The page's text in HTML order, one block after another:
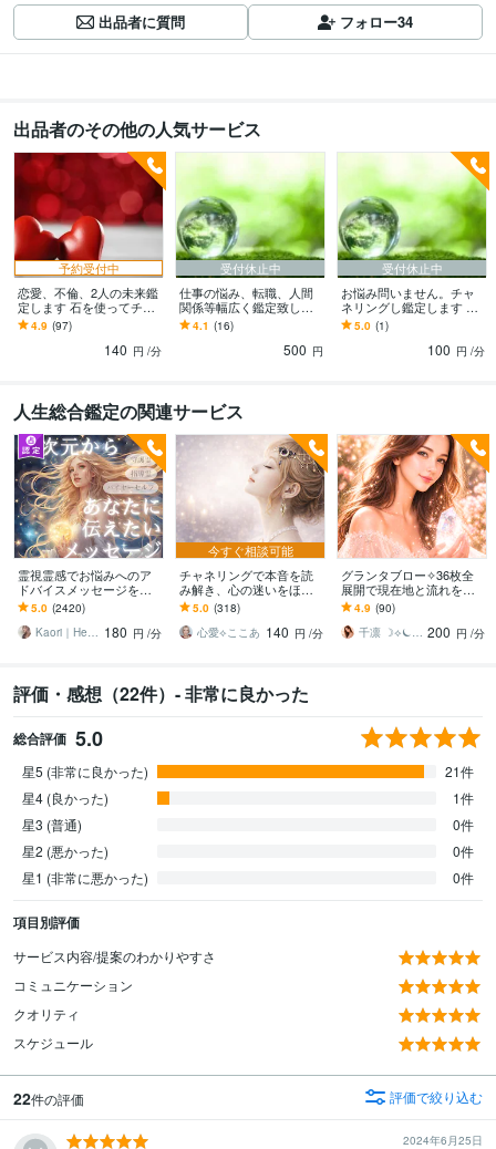
出品者に質問 フォロー34
出品者のその他の人気サービス
予約受付中
恋愛、不倫、2人の未来鑑
定します 石を使ってチャ
ネリングし電話鑑定致し
ます。
4.9 (97)
140 円 /分
受付休止中
仕事の悩み、転職、人間
関係等幅広く鑑定致しま
す 人生の道しるべとなる
お手伝いをさせて頂きま
4.1 (16)
500 円
受付休止中
お悩み問いません。チャ
ネリングし鑑定します 石
を使ってチャネリングし
鑑定します
5.0 (1)
100 円 /分
人生総合鑑定の関連サービス
霊視霊感でお悩みへのア
ドバイスメッセージを伝
えます 人間関係・仕事・
使命・家族・インナーチ
ャイルド・自分軸
5.0 (2420)
Kaori｜Healing 180 円 /分
今すぐ相談可能
チャネリングで本音を読
み解き、心の迷いをほど
きます 恋が苦しくなる原
因を探り、どう進めばい
いかをお伝えします
5.0 (318)
心愛⟡ここあ 140 円 /分
グランタブロー✧36枚全
展開で現在地と流れを視
ます 仕事・恋愛・人間関
係｜距離・障害・流れを
立体的に読み解きます
4.9 (90)
千凛 ☽⟡⏾ せんり 200 円 /分
評価・感想（22件）- 非常に良かった
総合評価 5.0
星5 (非常に良かった)
21件
星4 (良かった)
1件
星3 (普通)
0件
星2 (悪かった)
0件
星1 (非常に悪かった)
0件
項目別評価
サービス内容/提案のわかりやすさ
コミュニケーション
クオリティ
スケジュール
22件の評価 評価で絞り込む
2024年6月25日